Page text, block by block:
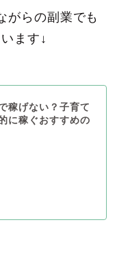
がらの副業でも
ます↓
稼げない？子育て
に稼ぐおすすめの